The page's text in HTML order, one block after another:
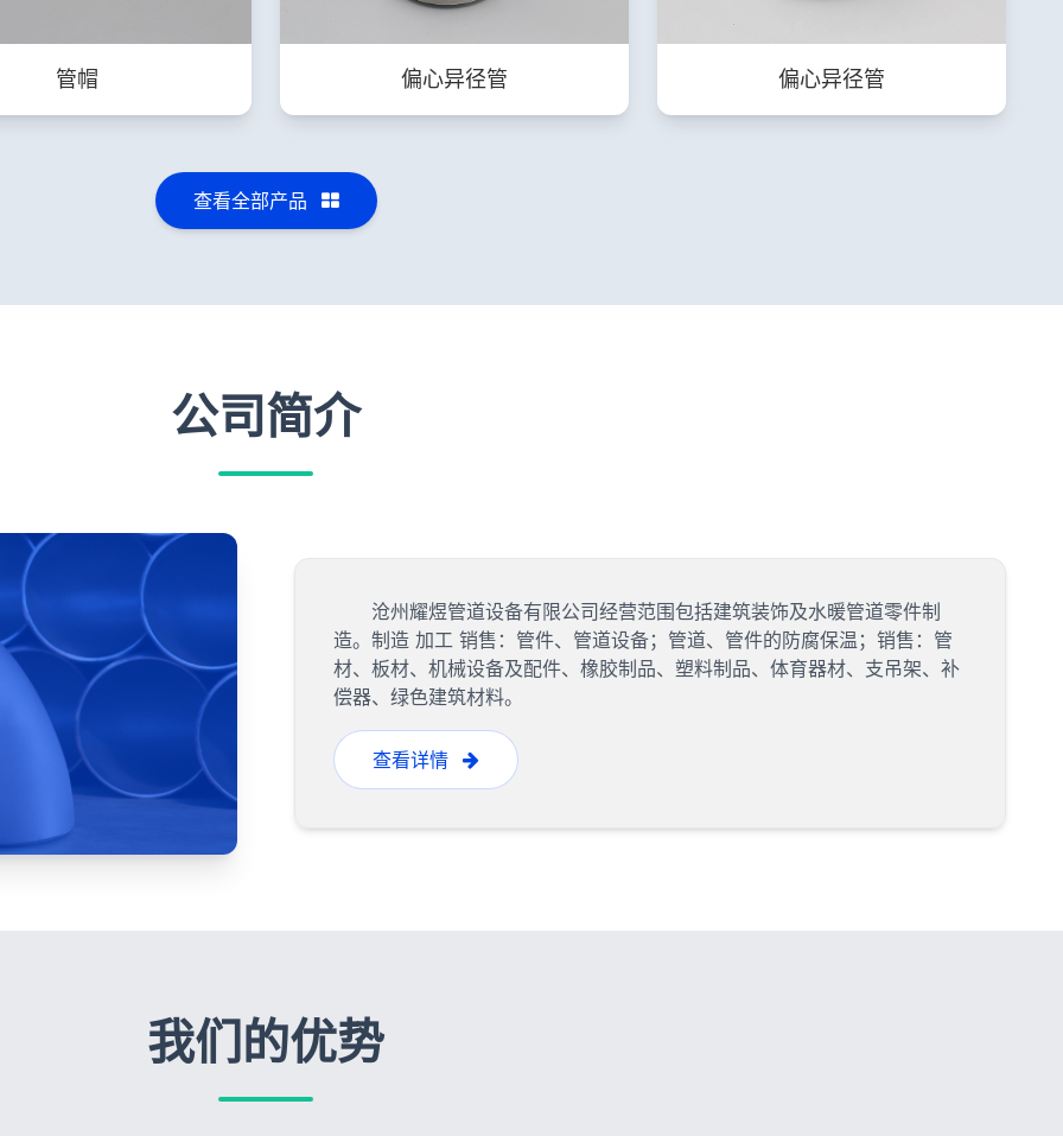
管帽 偏心异径管 偏心异径管
查看全部产品
公司简介
沧州耀煜管道设备有限公司经营范围包括建筑装饰及水暖管道零件制
造。制造 加工 销售：管件、管道设备；管道、管件的防腐保温；销售：管
材、板材、机械设备及配件、橡胶制品、塑料制品、体育器材、支吊架、补
偿器、绿色建筑材料。
查看详情
我们的优势